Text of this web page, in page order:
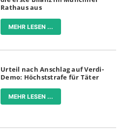
Rathaus aus
MEHR LESEN ...
Urteil nach Anschlag auf Verdi-
Demo: Höchststrafe für Täter
MEHR LESEN ...